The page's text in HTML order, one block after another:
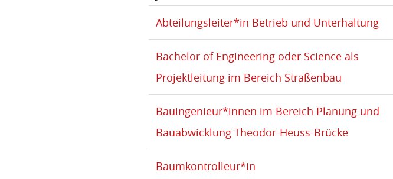
Abteilungsleiter*in Betrieb und Unterhaltung
Bachelor of Engineering oder Science als
Projektleitung im Bereich Straßenbau
Bauingenieur*innen im Bereich Planung und
Bauabwicklung Theodor-Heuss-Brücke
Baumkontrolleur*in